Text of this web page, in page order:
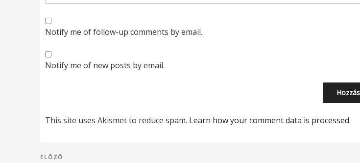
Notify me of follow-up comments by email.
Notify me of new posts by email.
This site uses Akismet to reduce spam. Learn how your comment data is processed.
Bejegyzés
Korábbi
ELŐZŐ